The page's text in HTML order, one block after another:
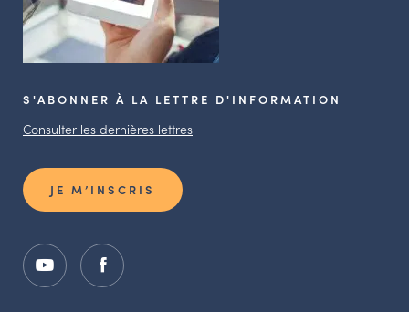
S'ABONNER À LA LETTRE D'INFORMATION
Consulter les dernières lettres
JE M’INSCRIS